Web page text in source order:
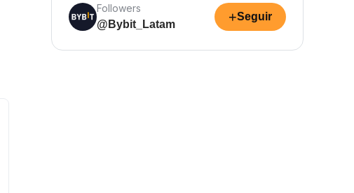
Followers
@Bybit_Latam
+Seguir